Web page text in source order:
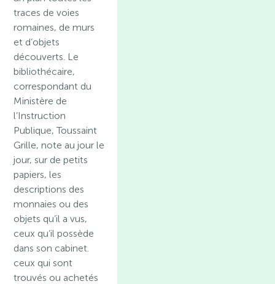
traces de voies
romaines, de murs
et d’objets
découverts. Le
bibliothécaire,
correspondant du
Ministère de
l’Instruction
Publique, Toussaint
Grille, note au jour le
jour, sur de petits
papiers, les
descriptions des
monnaies ou des
objets qu’il a vus,
ceux qu’il possède
dans son cabinet.
ceux qui sont
trouvés ou achetés